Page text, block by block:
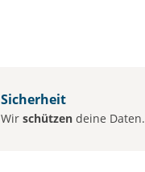
Sicherheit
Wir schützen deine Daten.